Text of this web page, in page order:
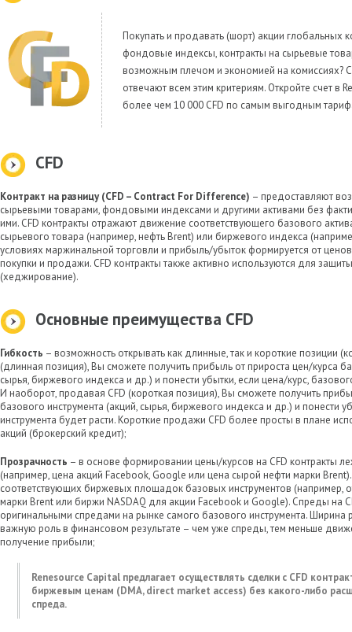
Покупать и продавать (шорт) акции глобальных
фондовые индексы, контракты на сырьевые
возможным плечом и экономией на комиссиях?
отвечают всем этим критериям. Откройте счет в
более чем 10 000 CFD по самым выгодным
CFD
Контракт на разницу (CFD – Contract For Difference) – предоставляют
сырьевыми товарами, фондовыми индексами и другими активами без
ими. CFD контракты отражают движение соответствующего базового
сырьевого товара (например, нефть Brent) или биржевого индекса
условиях маржинальной торговли и прибыль/убыток формируется от
покупки и продажи. CFD контракты также активно используются для
(хеджирование).
Основные преимущества CFD
Гибкость – возможность открывать как длинные, так и короткие позиции
(длинная позиция), Вы сможете получить прибыль от прироста цен/курса
сырья, биржевого индекса и др.) и понести убытки, если цена/курс,
И наоборот, продавая CFD (короткая позиция), Вы сможете получить
базового инструмента (акций, сырья, биржевого индекса и др.) и понести
инструмента будет расти. Короткие продажи CFD более просты в плане
акций (брокерский кредит);
Прозрачность – в основе формировании цены/курсов на CFD контракты
(например, цена акций Facebook, Google или цена сырой нефти марки
соответствующих биржевых площадок базовых инструментов (например,
марки Brent или биржи NASDAQ для акции Facebook и Google). Спреды на
оригинальными спредами на рынке самого базового инструмента. Ширина
важную роль в финансовом результате – чем уже спреды, тем меньше
получение прибыли;
Renesource Capital предлагает осуществлять сделки с CFD
биржевым ценам (DMA, direct market access) без какого-либо
спреда.